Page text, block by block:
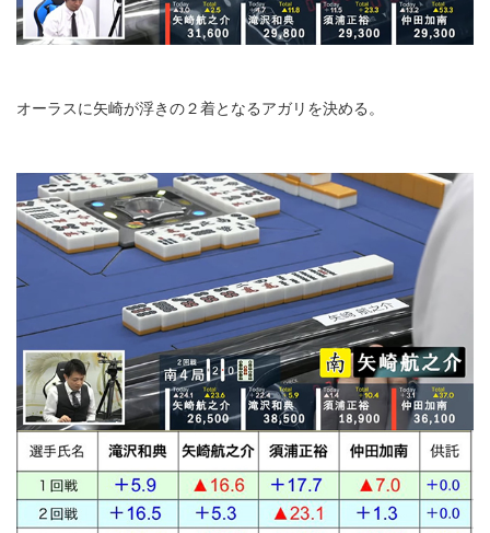
オーラスに矢崎が浮きの２着となるアガリを決める。